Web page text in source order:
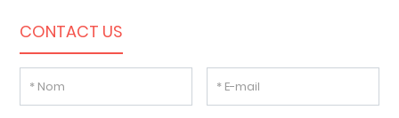
CONTACT US